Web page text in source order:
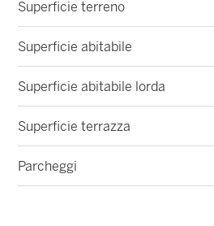
Superficie terreno
Superficie abitabile
Superficie abitabile lorda
Superficie terrazza
Parcheggi